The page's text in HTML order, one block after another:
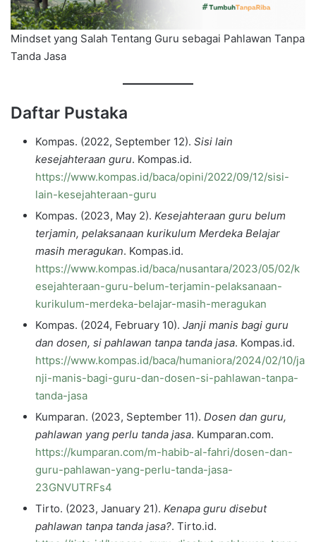
Mindset yang Salah Tentang Guru sebagai Pahlawan Tanpa
Tanda Jasa
Daftar Pustaka
Kompas. (2022, September 12). Sisi lain
kesejahteraan guru. Kompas.id.
https://www.kompas.id/baca/opini/2022/09/12/sisi-
lain-kesejahteraan-guru
Kompas. (2023, May 2). Kesejahteraan guru belum
terjamin, pelaksanaan kurikulum Merdeka Belajar
masih meragukan. Kompas.id.
https://www.kompas.id/baca/nusantara/2023/05/02/k
esejahteraan-guru-belum-terjamin-pelaksanaan-
kurikulum-merdeka-belajar-masih-meragukan
Kompas. (2024, February 10). Janji manis bagi guru
dan dosen, si pahlawan tanpa tanda jasa. Kompas.id.
https://www.kompas.id/baca/humaniora/2024/02/10/ja
nji-manis-bagi-guru-dan-dosen-si-pahlawan-tanpa-
tanda-jasa
Kumparan. (2023, September 11). Dosen dan guru,
pahlawan yang perlu tanda jasa. Kumparan.com.
https://kumparan.com/m-habib-al-fahri/dosen-dan-
guru-pahlawan-yang-perlu-tanda-jasa-
23GNVUTRFs4
Tirto. (2023, January 21). Kenapa guru disebut
pahlawan tanpa tanda jasa?. Tirto.id.